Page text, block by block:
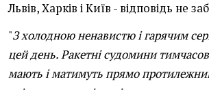
Львів, Харків і Київ - відповідь не
"З холодною ненавистю і гарячим
цей день. Ракетні судомини
мають і матимуть прямо